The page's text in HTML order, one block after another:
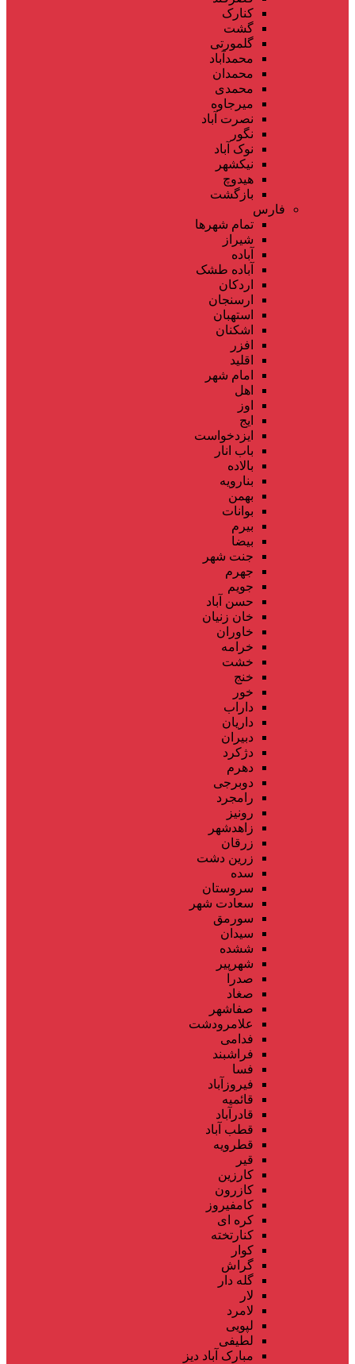
کنارک
گشت
گلمورتی
محمدآباد
محمدان
محمدی
میرجاوه
نصرت آباد
نگور
نوک آباد
نیکشهر
هیدوچ
بازگشت
فارس
تمام شهر‌ها
شیراز
آباده
آباده طشک
اردکان
ارسنجان
استهبان
اشکنان
افزر
اقلید
امام شهر
اهل
اوز
ایج
ایزدخواست
باب انار
بالاده
بنارویه
بهمن
بوانات
بیرم
بیضا
جنت شهر
جهرم
جویم
حسن آباد
خان زنیان
خاوران
خرامه
خشت
خنج
خور
داراب
داریان
دبیران
دژکرد
دهرم
دوبرجی
رامجرد
رونیز
زاهدشهر
زرقان
زرین دشت
سده
سروستان
سعادت شهر
سورمق
سیدان
ششده
شهرپیر
صدرا
صغاد
صفاشهر
علامرودشت
فدامی
فراشبند
فسا
فیروزآباد
قائمیه
قادرآباد
قطب آباد
قطرویه
قیر
کارزین
کازرون
کامفیروز
کره ای
کنارتخته
کوار
گراش
گله دار
لار
لامرد
لپویی
لطیفی
مبارک آباد دیز